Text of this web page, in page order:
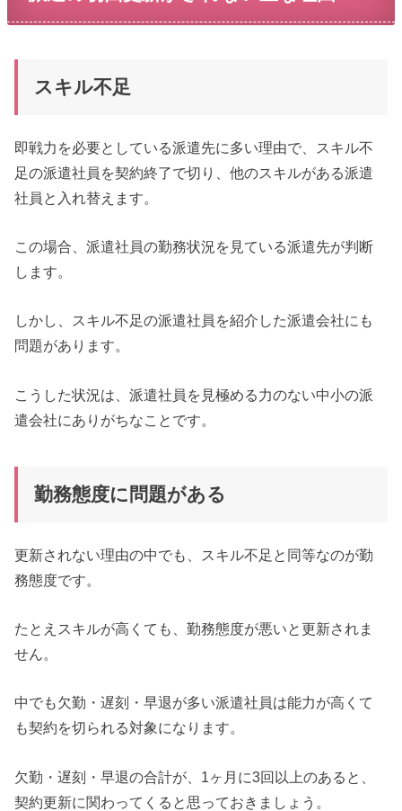
スキル不足
即戦力を必要としている派遣先に多い理由で、スキル不
足の派遣社員を契約終了で切り、他のスキルがある派遣
社員と入れ替えます。
この場合、派遣社員の勤務状況を見ている派遣先が判断
します。
しかし、スキル不足の派遣社員を紹介した派遣会社にも
問題があります。
こうした状況は、派遣社員を見極める力のない中小の派
遣会社にありがちなことです。
勤務態度に問題がある
更新されない理由の中でも、スキル不足と同等なのが勤
務態度です。
たとえスキルが高くても、勤務態度が悪いと更新されま
せん。
中でも欠勤・遅刻・早退が多い派遣社員は能力が高くて
も契約を切られる対象になります。
欠勤・遅刻・早退の合計が、1ヶ月に3回以上のあると、
契約更新に関わってくると思っておきましょう。